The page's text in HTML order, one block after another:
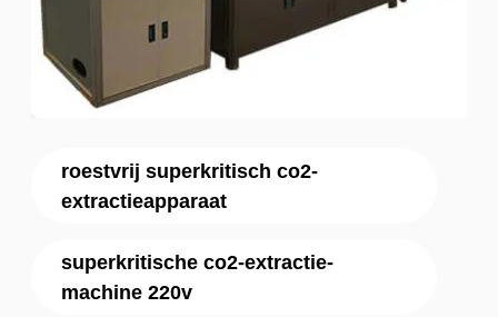
roestvrij superkritisch co2-
extractieapparaat
superkritische co2-extractie-
machine 220v